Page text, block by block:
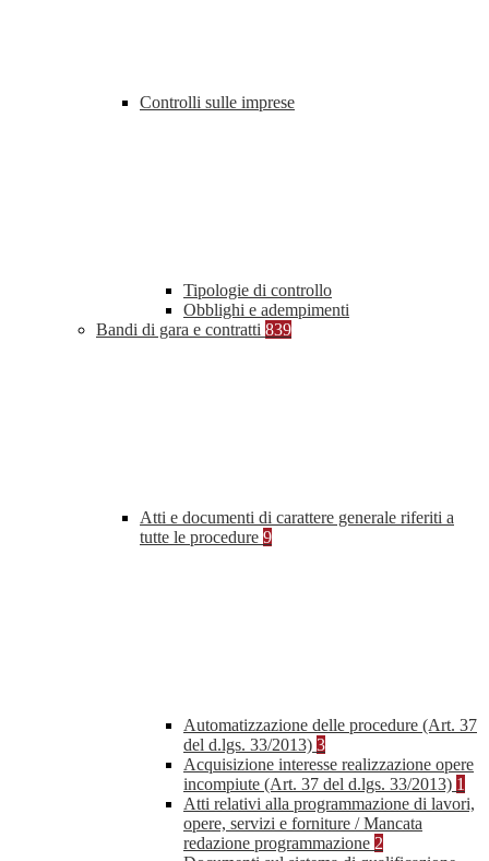
Controlli sulle imprese
Tipologie di controllo
Obblighi e adempimenti
Bandi di gara e contratti 839
Atti e documenti di carattere generale riferiti a
tutte le procedure 9
Automatizzazione delle procedure (Art. 37
del d.lgs. 33/2013) 3
Acquisizione interesse realizzazione opere
incompiute (Art. 37 del d.lgs. 33/2013) 1
Atti relativi alla programmazione di lavori,
opere, servizi e forniture / Mancata
redazione programmazione 2